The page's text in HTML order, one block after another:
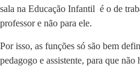
sala na Educação Infantil é o de
professor e não para ele.
Por isso, as funções só são bem
pedagogo e assistente, para que